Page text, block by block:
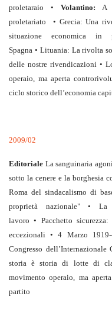
proletaraio • Volantino:A
proletariato • Grecia: Una
situazione economica
Spagna • Lituania: La rivolta
delle nostre rivendicazioni •
operaio, ma aperta
ciclo storico dell’economia
2009/02
Editoriale La sanguinaria
sotto la cenere e la borghesia
Roma del sindacalismo di
proprietà nazionale" • La
lavoro • Pacchetto
eccezionali • 4 Marzo
Congresso
storia è storia di lotte di
movimento operaio, ma
partito